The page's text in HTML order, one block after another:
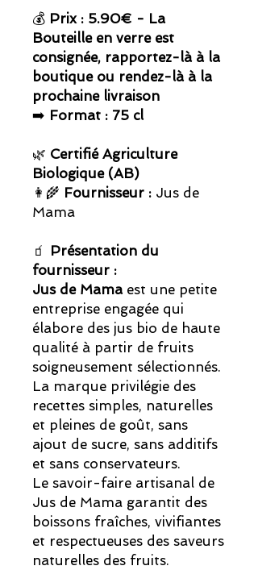
💰 Prix : 5.90€ - La
Bouteille en verre est
consignée, rapportez-là à la
boutique ou rendez-là à la
prochaine livraison
➡️ Format : 75 cl
🌿 Certifié Agriculture
Biologique (AB)
👩‍🌾 Fournisseur : Jus de
Mama
🧃 Présentation du
fournisseur :
Jus de Mamaest une petite
entreprise engagée qui
élabore des jus bio de haute
qualité à partir de fruits
soigneusement sélectionnés.
La marque privilégie des
recettes simples, naturelles
et pleines de goût, sans
ajout de sucre, sans additifs
et sans conservateurs.
Le savoir-faire artisanal de
Jus de Mama garantit des
boissons fraîches, vivifiantes
et respectueuses des saveurs
naturelles des fruits.